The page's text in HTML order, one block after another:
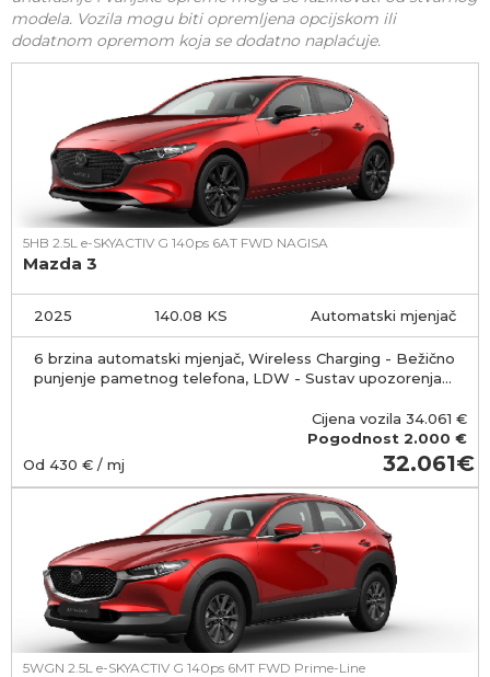
modela. Vozila mogu biti opremljena opcijskom ili
dodatnom opremom koja se dodatno naplaćuje.
5HB 2.5L e-SKYACTIV G 140ps 6AT FWD NAGISA
Mazda 3
2025 140.08 KS Automatski mjenjač
6 brzina automatski mjenjač, Wireless Charging - Bežično
punjenje pametnog telefona, LDW - Sustav upozorenja
Cijena vozila 34.061 €
Pogodnost 2.000 €
Od 430 € / mj 32.061
5WGN 2.5L e-SKYACTIV G 140ps 6MT FWD Prime-Line